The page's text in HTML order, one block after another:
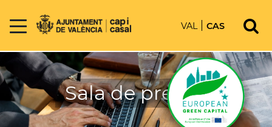
VAL CAS
Sala de prensa